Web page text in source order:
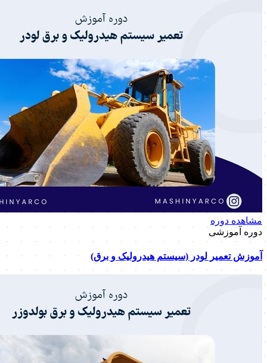
مشاهده دوره
دوره آموزشی
آموزش تعمیر لودر (سیستم هیدرولیک و برق)